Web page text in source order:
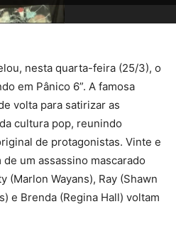
nesta quarta-feira (25/3), o
em Pânico 6”. A famosa
volta para satirizar as
cultura pop, reunindo
de protagonistas. Vinte e
um assassino mascarado
(Marlon Wayans), Ray (Shawn
e Brenda (Regina Hall) voltam